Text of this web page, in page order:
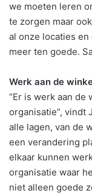
we moeten leren
te zorgen maar
al onze locaties
meer ten goede.
Werk aan de
“Er is werk aan de
organisatie”, vindt
alle lagen, van de
een verandering
elkaar kunnen
organisatie waar
niet alleen goede